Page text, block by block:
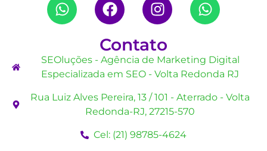
Contato
SEOluções - Agência de Marketing Digital
Especializada em SEO - Volta Redonda RJ
Rua Luiz Alves Pereira, 13 / 101 - Aterrado - Volta
Redonda-RJ, 27215-570
Cel: (21) 98785-4624